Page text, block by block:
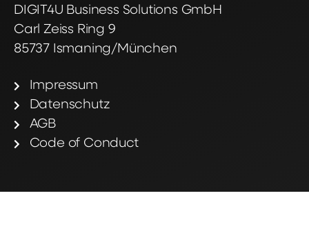
DIGIT4U Business Solutions GmbH
Carl Zeiss Ring 9
85737 Ismaning/München
Impressum
Datenschutz
AGB
Code of Conduct